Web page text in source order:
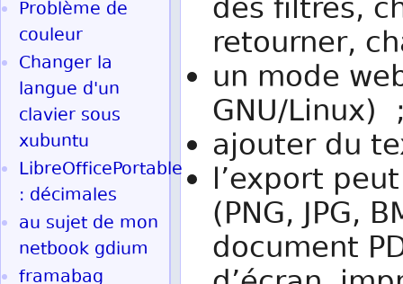
des filtres,
retourner,
un mode
GNU/Linux)
ajouter du
l’export
(PNG, JPG,
document
Problème de
couleur
Changer la
langue d'un
clavier sous
xubuntu
LibreOfficePortable
: décimales
au sujet de mon
netbook gdium
framabag